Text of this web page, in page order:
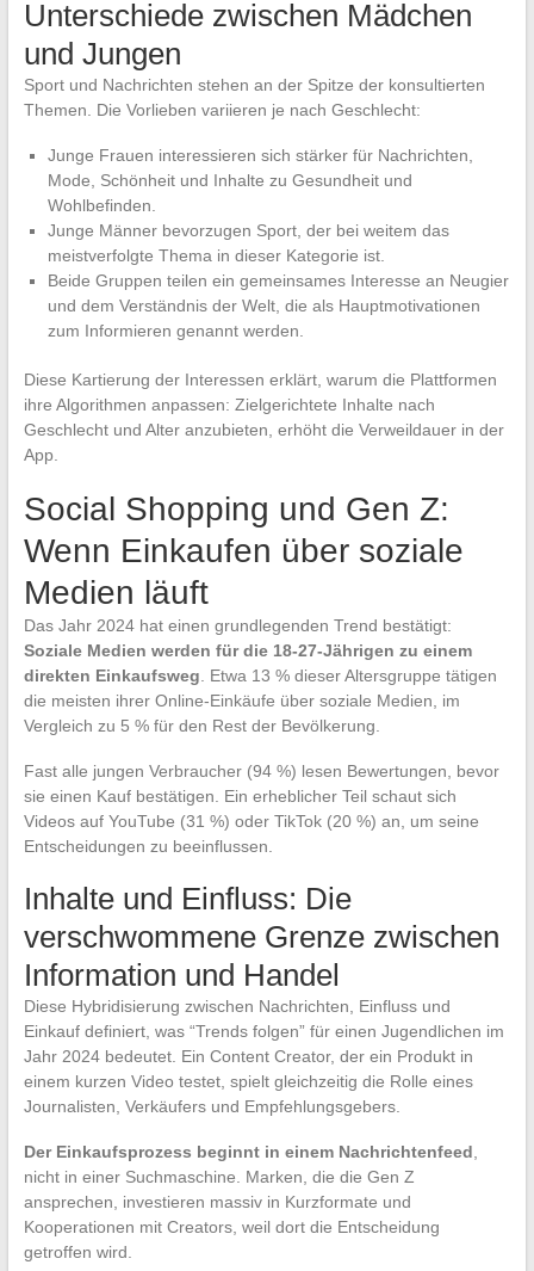
Unterschiede zwischen Mädchen
und Jungen
Sport und Nachrichten stehen an der Spitze der konsultierten
Themen. Die Vorlieben variieren je nach Geschlecht:
Junge Frauen interessieren sich stärker für Nachrichten,
Mode, Schönheit und Inhalte zu Gesundheit und
Wohlbefinden.
Junge Männer bevorzugen Sport, der bei weitem das
meistverfolgte Thema in dieser Kategorie ist.
Beide Gruppen teilen ein gemeinsames Interesse an Neugier
und dem Verständnis der Welt, die als Hauptmotivationen
zum Informieren genannt werden.
Diese Kartierung der Interessen erklärt, warum die Plattformen
ihre Algorithmen anpassen: Zielgerichtete Inhalte nach
Geschlecht und Alter anzubieten, erhöht die Verweildauer in der
App.
Social Shopping und Gen Z:
Wenn Einkaufen über soziale
Medien läuft
Das Jahr 2024 hat einen grundlegenden Trend bestätigt:
Soziale Medien werden für die 18-27-Jährigen zu einem
direkten Einkaufsweg. Etwa 13 % dieser Altersgruppe tätigen
die meisten ihrer Online-Einkäufe über soziale Medien, im
Vergleich zu 5 % für den Rest der Bevölkerung.
Fast alle jungen Verbraucher (94 %) lesen Bewertungen, bevor
sie einen Kauf bestätigen. Ein erheblicher Teil schaut sich
Videos auf YouTube (31 %) oder TikTok (20 %) an, um seine
Entscheidungen zu beeinflussen.
Inhalte und Einfluss: Die
verschwommene Grenze zwischen
Information und Handel
Diese Hybridisierung zwischen Nachrichten, Einfluss und
Einkauf definiert, was “Trends folgen” für einen Jugendlichen im
Jahr 2024 bedeutet. Ein Content Creator, der ein Produkt in
einem kurzen Video testet, spielt gleichzeitig die Rolle eines
Journalisten, Verkäufers und Empfehlungsgebers.
Der Einkaufsprozess beginnt in einem Nachrichtenfeed,
nicht in einer Suchmaschine. Marken, die die Gen Z
ansprechen, investieren massiv in Kurzformate und
Kooperationen mit Creators, weil dort die Entscheidung
getroffen wird.